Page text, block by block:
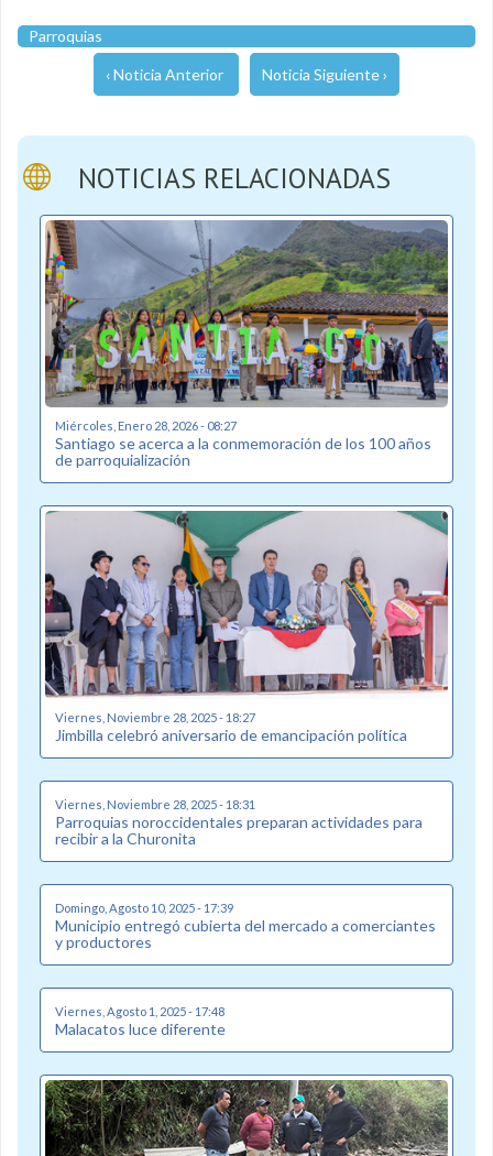
Parroquias
‹ Noticia Anterior Noticia Siguiente ›
NOTICIAS RELACIONADAS
Miércoles, Enero 28, 2026 - 08:27
Santiago se acerca a la conmemoración de los 100 años
de parroquialización
Viernes, Noviembre 28, 2025 - 18:27
Jimbilla celebró aniversario de emancipación política
Viernes, Noviembre 28, 2025 - 18:31
Parroquias noroccidentales preparan actividades para
recibir a la Churonita
Domingo, Agosto 10, 2025 - 17:39
Municipio entregó cubierta del mercado a comerciantes
y productores
Viernes, Agosto 1, 2025 - 17:48
Malacatos luce diferente